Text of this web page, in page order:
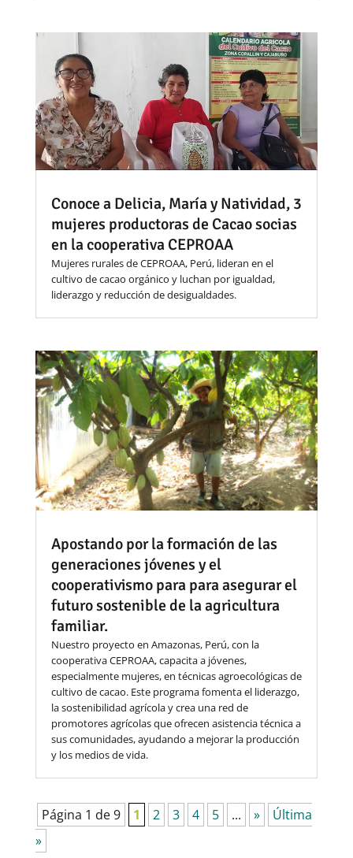
Conoce a Delicia, María y Natividad, 3
mujeres productoras de Cacao socias
en la cooperativa CEPROAA
Mujeres rurales de CEPROAA, Perú, lideran en el
cultivo de cacao orgánico y luchan por igualdad,
liderazgo y reducción de desigualdades.
Apostando por la formación de las
generaciones jóvenes y el
cooperativismo para para asegurar el
futuro sostenible de la agricultura
familiar.
Nuestro proyecto en Amazonas, Perú, con la
cooperativa CEPROAA, capacita a jóvenes,
especialmente mujeres, en técnicas agroecológicas de
cultivo de cacao. Este programa fomenta el liderazgo,
la sostenibilidad agrícola y crea una red de
promotores agrícolas que ofrecen asistencia técnica a
sus comunidades, ayudando a mejorar la producción
y los medios de vida.
Página 1 de 9 1 2 3 4 5 ... »
Última
»